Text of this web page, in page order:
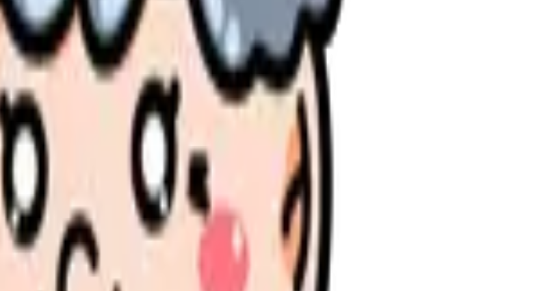
要となる具体的な知識とノウハウをご紹介します。
ます。
ます。